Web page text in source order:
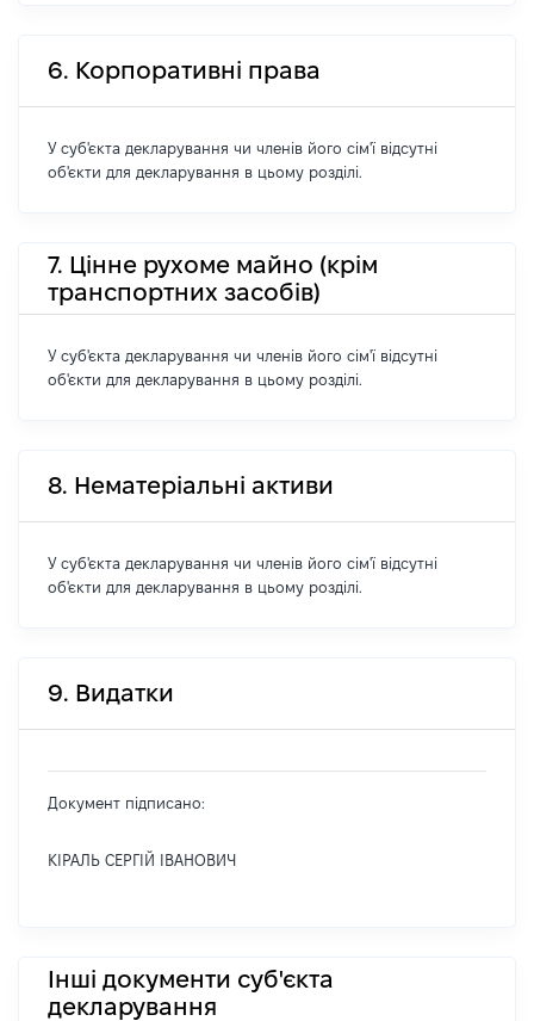
6. Корпоративні права
У суб'єкта декларування чи членів його сім'ї відсутні
об'єкти для декларування в цьому розділі.
7. Цінне рухоме майно (крім
транспортних засобів)
У суб'єкта декларування чи членів його сім'ї відсутні
об'єкти для декларування в цьому розділі.
8. Нематеріальні активи
У суб'єкта декларування чи членів його сім'ї відсутні
об'єкти для декларування в цьому розділі.
9. Видатки
Документ підписано:
КІРАЛЬ СЕРГІЙ ІВАНОВИЧ
Інші документи суб'єкта
декларування